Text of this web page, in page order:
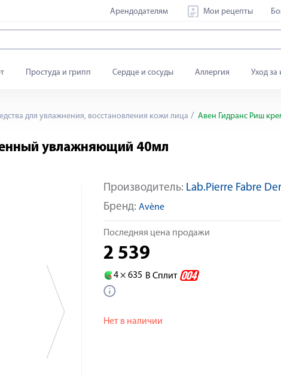
Арендодателям Мои рецепты
Простуда и грипп Сердце и сосуды Аллергия Уход за
для увлажнения, восстановления кожи лица Авен Гидранс Риш
увлажняющий 40мл
Яндекс Сплит
Производитель: Lab.Pierre Fabre
Бренд: Avène
Последняя цена продажи
2 539
4 × 635 В Сплит
Нет в наличии